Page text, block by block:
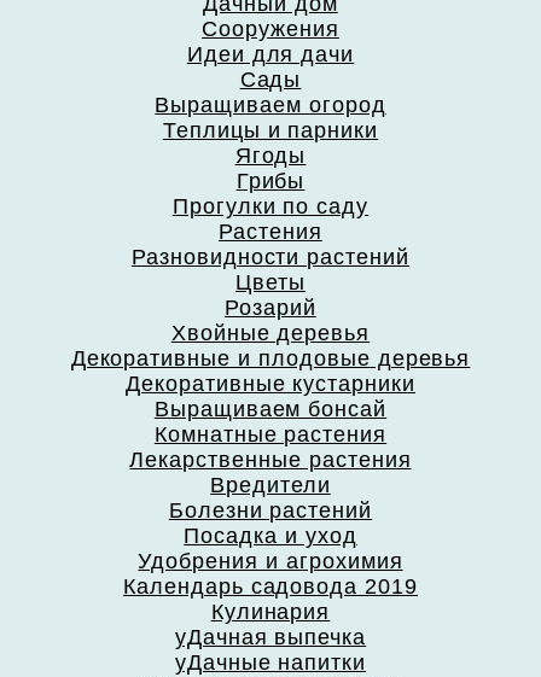
Сооружения
Идеи для дачи
Сады
Выращиваем огород
Теплицы и парники
Ягоды
Грибы
Прогулки по саду
Растения
Разновидности растений
Цветы
Розарий
Хвойные деревья
Декоративные и плодовые деревья
Декоративные кустарники
Выращиваем бонсай
Комнатные растения
Лекарственные растения
Вредители
Болезни растений
Посадка и уход
Удобрения и агрохимия
Календарь садовода 2019
Кулинария
уДачная выпечка
уДачные напитки